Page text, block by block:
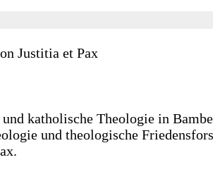
Justitia et Pax
katholische Theologie in
und theologische